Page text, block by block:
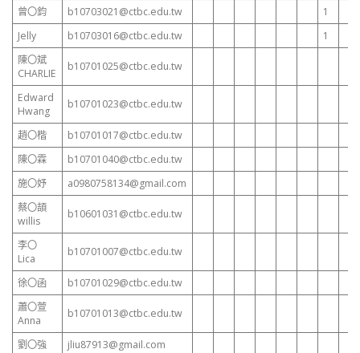
曾〇鈞
b10703021@ctbc.edu.tw
1
Jelly
b10703016@ctbc.edu.tw
1
陳〇斌
CHARLIE
b10701025@ctbc.edu.tw
Edward
Hwang
b10701023@ctbc.edu.tw
趙〇楷
b10701017@ctbc.edu.tw
陳〇霖
b10701040@ctbc.edu.tw
施〇妤
a0980758134@gmail.com
蔡〇頡
willis
b10601031@ctbc.edu.tw
李〇
Lica
b10701007@ctbc.edu.tw
徐〇函
b10701029@ctbc.edu.tw
蕭〇萱
Anna
b10701013@ctbc.edu.tw
劉〇強
jliu87913@gmail.com